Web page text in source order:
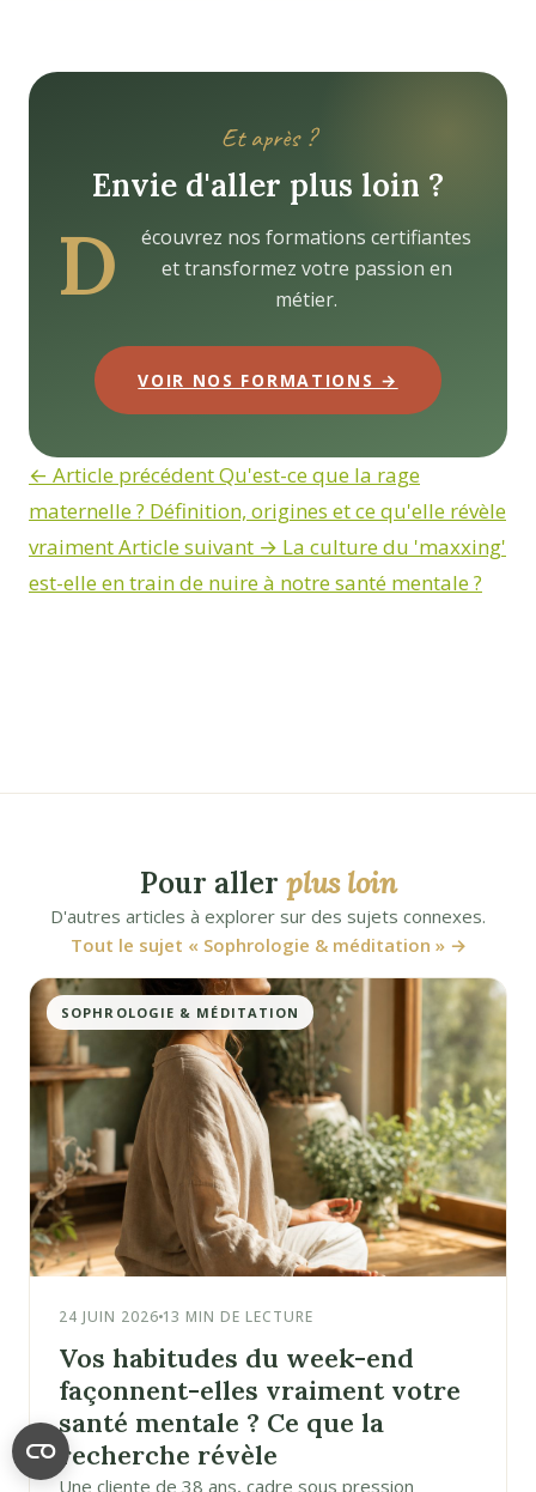
Et après ?
Envie d'aller plus loin ?
D
écouvrez nos formations certifiantes
et transformez votre passion en
métier.
VOIR NOS FORMATIONS →
← Article précédentQu'est-ce que la rage
maternelle ? Définition, origines et ce qu'elle révèle
vraimentArticle suivant → La culture du 'maxxing'
est-elle en train de nuire à notre santé mentale ?
Pour allerplus loin
D'autres articles à explorer sur des sujets connexes.
Tout le sujet « Sophrologie & méditation » →
SOPHROLOGIE & MÉDITATION
24 JUIN 2026 13 MIN DE LECTURE
Vos habitudes du week-end
façonnent-elles vraiment votre
santé mentale ? Ce que la
recherche révèle
Une cliente de 38 ans, cadre sous pression